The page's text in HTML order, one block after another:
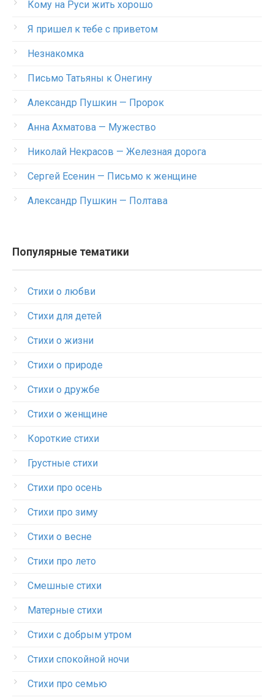
Кому на Руси жить хорошо
Я пришел к тебе с приветом
Незнакомка
Письмо Татьяны к Онегину
Александр Пушкин — Пророк
Анна Ахматова — Мужество
Николай Некрасов — Железная дорога
Сергей Есенин — Письмо к женщине
Александр Пушкин — Полтава
Популярные тематики
Стихи о любви
Стихи для детей
Стихи о жизни
Стихи о природе
Стихи о дружбе
Стихи о женщине
Короткие стихи
Грустные стихи
Стихи про осень
Стихи про зиму
Стихи о весне
Стихи про лето
Смешные стихи
Матерные стихи
Стихи с добрым утром
Стихи спокойной ночи
Стихи про семью